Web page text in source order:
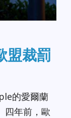
盟裁罰
的愛爾蘭
四年前，歐